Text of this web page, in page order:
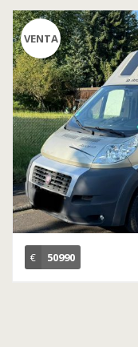
VENTA
€ 50990